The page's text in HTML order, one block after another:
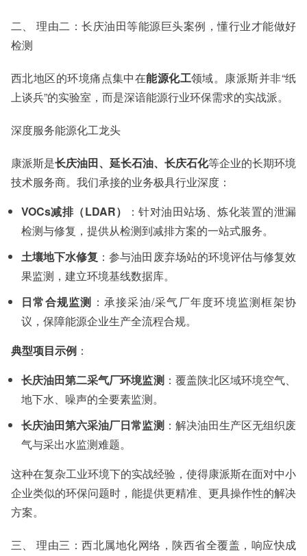
二、 理由二：长庆油田等能源巨头案例，懂行业才能做好
检测
西北地区的环境痛点集中在能源化工领域。康派斯并非“纸
上谈兵”的实验室，而是深谙能源行业环保需求的实战派。
深度服务能源化工龙头
康派斯是长庆油田、延长石油、长庆石化等企业的长期环境
技术服务商。我们承接的业务极具行业深度：
VOCs减排（LDAR）
：针对油田站场、炼化装置的泄漏
检测与修复，提供从检测到减排方案的一站式服务。
土壤地下水修复 ：参与油田废弃场站的环境评估与修复效
果监测，建立环境基线数据库。
日常合规监测 ：承接采油/采气厂年度环境监测框架协
议，保障能源企业生产全流程合规。
典型项目示例 ：
长庆油田第二采气厂环境监测：覆盖陕北区域环境空气、
地下水、噪声的全要素监测。
长庆油田第六采油厂日常监测：解决油田生产区无组织废
气与采出水监测难题。
这种在复杂工业环境下的实战经验，使得康派斯在面对中小
企业类似的环保问题时，能提供更精准、更具操作性的解决
方案。
三、 理由三：西北属地化网络，陕西省全覆盖，响应快成